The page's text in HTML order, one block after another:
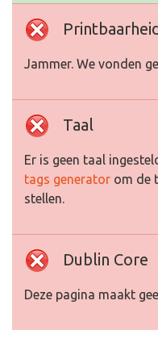
Printbaarheid
Jammer. We vonden
Taal
Er is geen taal
tags generator om de
stellen.
Dublin Core
Deze pagina maakt